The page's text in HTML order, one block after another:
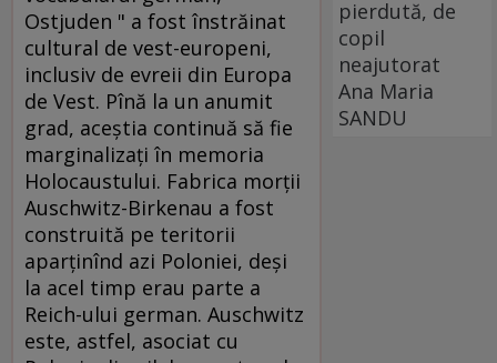
Ostjuden " a fost înstrăinat
cultural de vest-europeni,
inclusiv de evreii din Europa
de Vest. Pînă la un anumit
grad, aceştia continuă să fie
marginalizaţi în memoria
Holocaustului. Fabrica morţii
Auschwitz-Birkenau a fost
construită pe teritorii
aparţinînd azi Poloniei, deşi
la acel timp erau parte a
Reich-ului german. Auschwitz
este, astfel, asociat cu
pierdută, de
copil
neajutorat
Ana Maria
SANDU